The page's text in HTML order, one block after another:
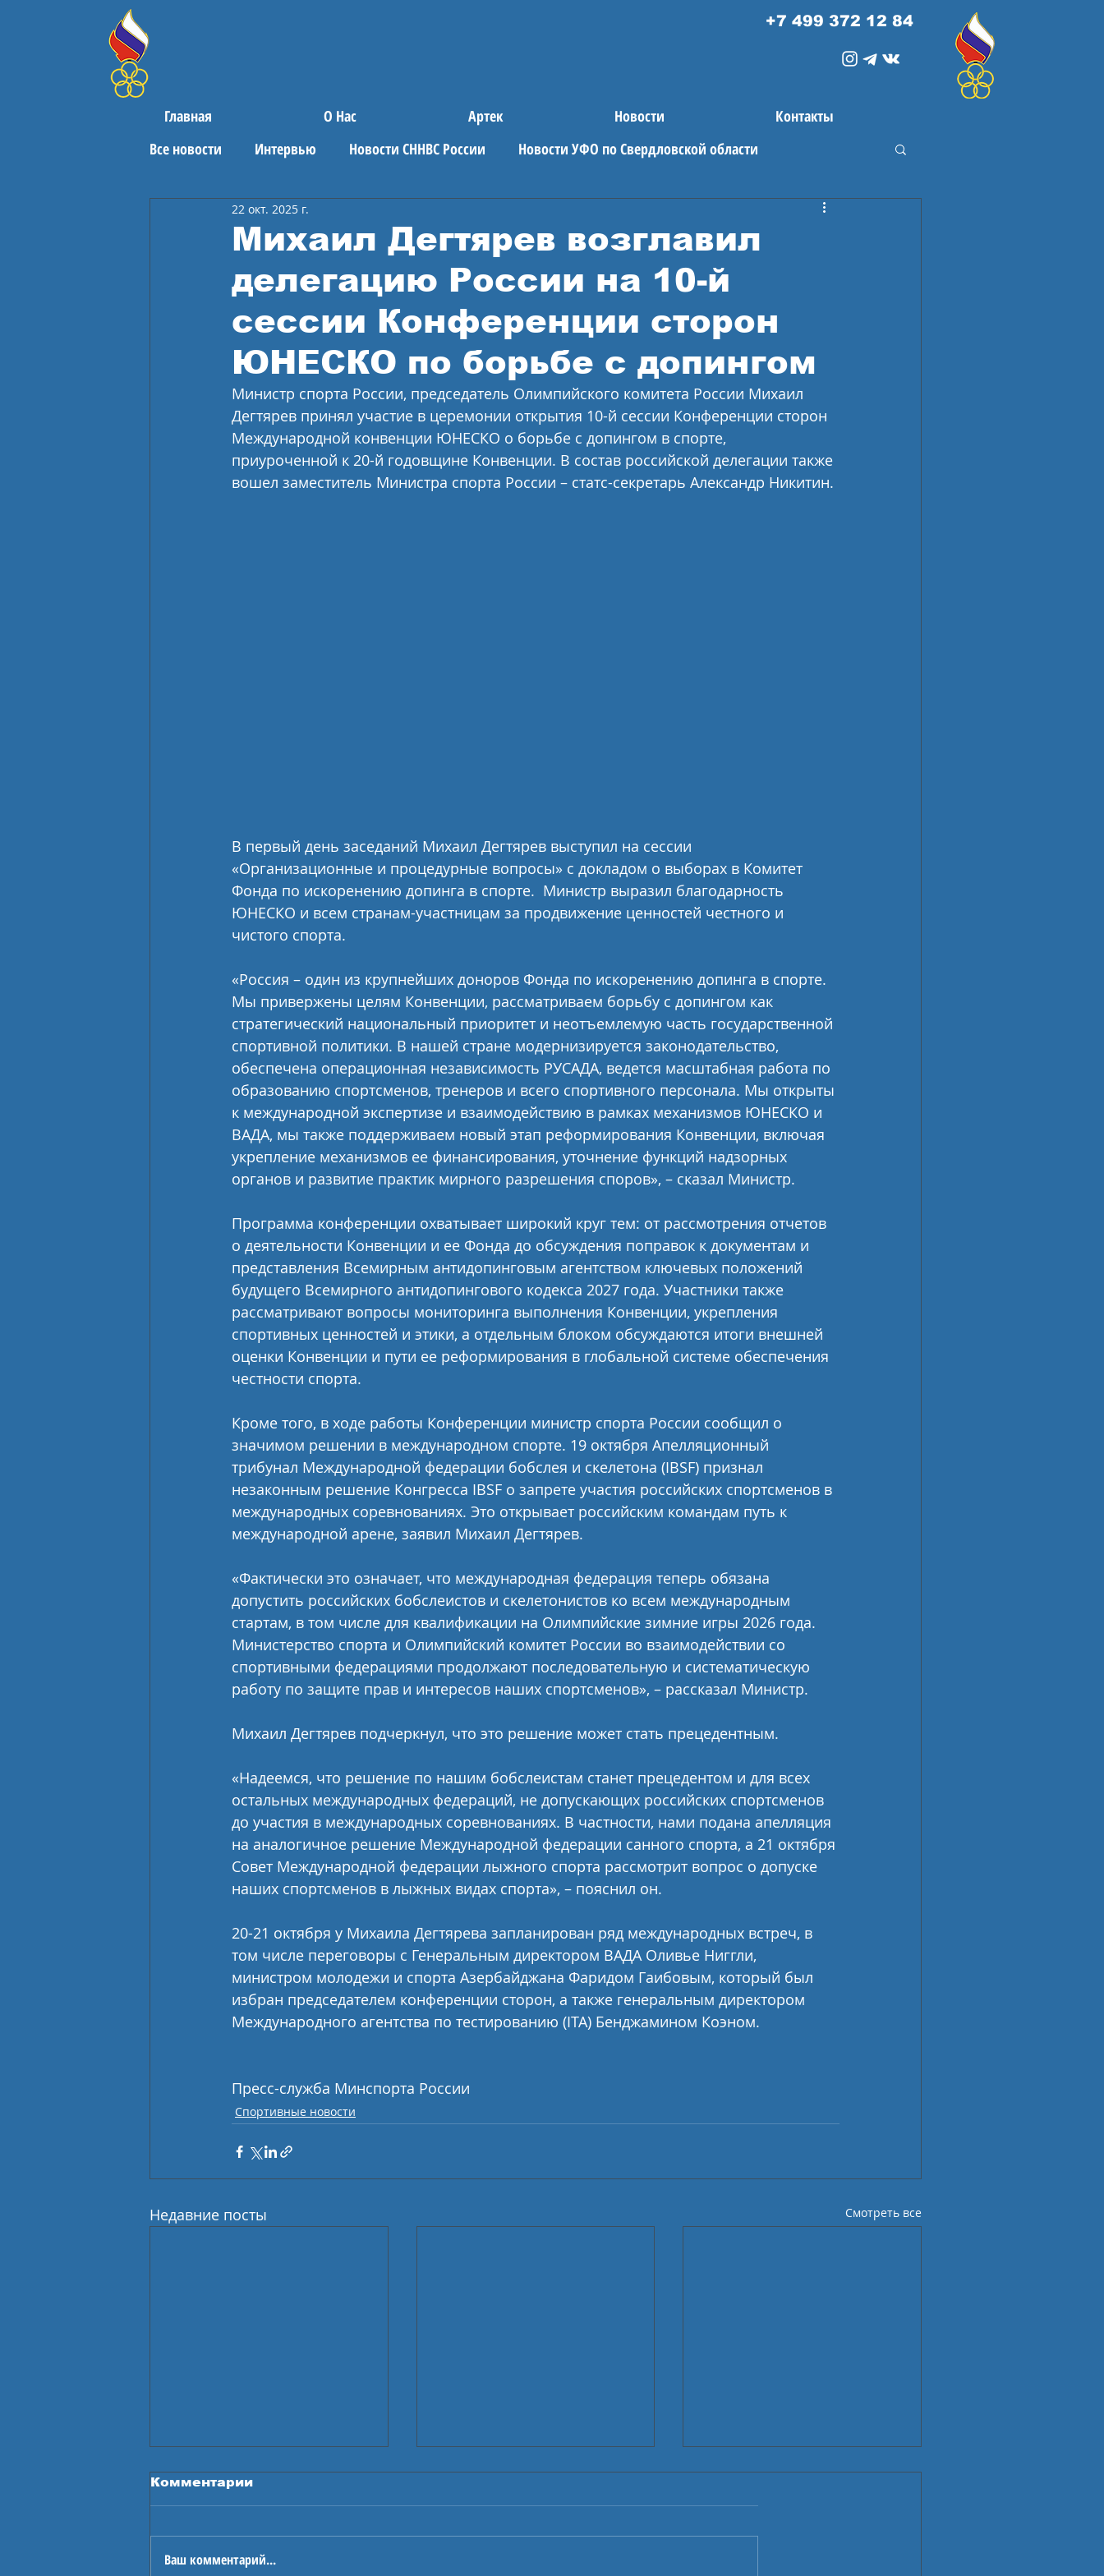
+7 499 372 12 84
Главная О Нас Артек Новости
Контакты
Все новости
Интервью Новости СННВС России Новости УФО по Свердловской области
Поздравления Спортивные новости
Михаил Дегтярев возглавил
делегацию России на 10-й
сессии Конференции сторон
ЮНЕСКО по борьбе с допингом
22 окт. 2025 г.
Министр спорта России, председатель Олимпийского комитета России Михаил
Дегтярев принял участие в церемонии открытия 10-й сессии Конференции сторон
Международной конвенции ЮНЕСКО о борьбе с допингом в спорте,
приуроченной к 20-й годовщине Конвенции. В состав российской делегации также
вошел заместитель Министра спорта России – статс-секретарь Александр Никитин.
В первый день заседаний Михаил Дегтярев выступил на сессии
«Организационные и процедурные вопросы» с докладом о выборах в Комитет
Фонда по искоренению допинга в спорте.  Министр выразил благодарность
ЮНЕСКО и всем странам-участницам за продвижение ценностей честного и
чистого спорта.
«Россия – один из крупнейших доноров Фонда по искоренению допинга в спорте.
Мы привержены целям Конвенции, рассматриваем борьбу с допингом как
стратегический национальный приоритет и неотъемлемую часть государственной
спортивной политики. В нашей стране модернизируется законодательство,
обеспечена операционная независимость РУСАДА, ведется масштабная работа по
образованию спортсменов, тренеров и всего спортивного персонала. Мы открыты
к международной экспертизе и взаимодействию в рамках механизмов ЮНЕСКО и
ВАДА, мы также поддерживаем новый этап реформирования Конвенции, включая
укрепление механизмов ее финансирования, уточнение функций надзорных
органов и развитие практик мирного разрешения споров», – сказал Министр.
Программа конференции охватывает широкий круг тем: от рассмотрения отчетов
о деятельности Конвенции и ее Фонда до обсуждения поправок к документам и
представления Всемирным антидопинговым агентством ключевых положений
будущего Всемирного антидопингового кодекса 2027 года. Участники также
рассматривают вопросы мониторинга выполнения Конвенции, укрепления
спортивных ценностей и этики, а отдельным блоком обсуждаются итоги внешней
оценки Конвенции и пути ее реформирования в глобальной системе обеспечения
честности спорта.
Кроме того, в ходе работы Конференции министр спорта России сообщил о
значимом решении в международном спорте. 19 октября Апелляционный
трибунал Международной федерации бобслея и скелетона (IBSF) признал
незаконным решение Конгресса IBSF о запрете участия российских спортсменов в
международных соревнованиях. Это открывает российским командам путь к
международной арене, заявил Михаил Дегтярев.
«Фактически это означает, что международная федерация теперь обязана
допустить российских бобслеистов и скелетонистов ко всем международным
стартам, в том числе для квалификации на Олимпийские зимние игры 2026 года.
Министерство спорта и Олимпийский комитет России во взаимодействии со
спортивными федерациями продолжают последовательную и систематическую
работу по защите прав и интересов наших спортсменов», – рассказал Министр.
Михаил Дегтярев подчеркнул, что это решение может стать прецедентным.
«Надеемся, что решение по нашим бобслеистам станет прецедентом и для всех
остальных международных федераций, не допускающих российских спортсменов
до участия в международных соревнованиях. В частности, нами подана апелляция
на аналогичное решение Международной федерации санного спорта, а 21 октября
Совет Международной федерации лыжного спорта рассмотрит вопрос о допуске
наших спортсменов в лыжных видах спорта», – пояснил он.
20-21 октября у Михаила Дегтярева запланирован ряд международных встреч, в
том числе переговоры с Генеральным директором ВАДА Оливье Ниггли,
министром молодежи и спорта Азербайджана Фаридом Гаибовым, который был
избран председателем конференции сторон, а также генеральным директором
Международного агентства по тестированию (ITA) Бенджамином Коэном.
Пресс-служба Минспорта России
Спортивные новости
Недавние посты Смотреть все
Комментарии
Ваш комментарий...